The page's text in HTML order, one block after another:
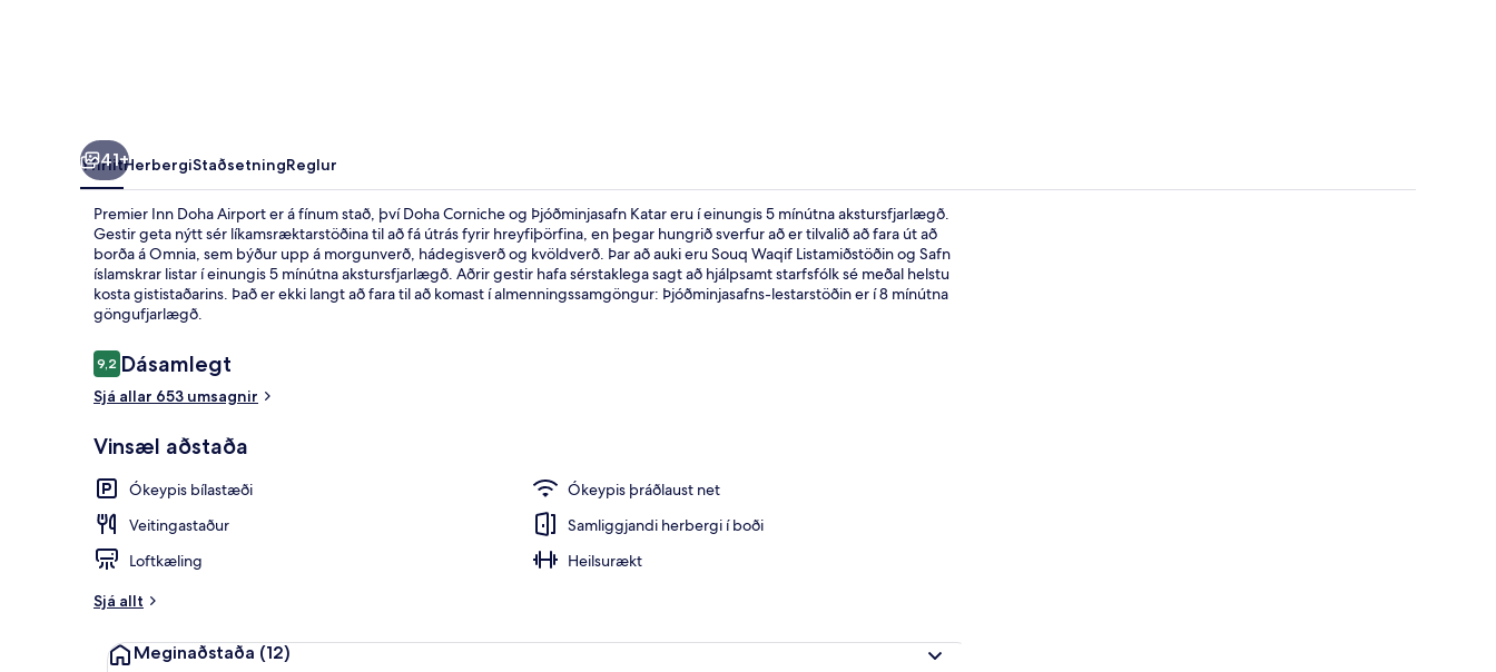
Öryggishólf í herbergi, skrifborð, vinnuaðstaða fyrir fartölvur
41+
YfirlitHerbergiStaðsetningReglur
Premier Inn Doha Airport er á fínum stað, því Doha Corniche og Þjóðminjasafn Katar eru í einungis 5 mínútna akstursfjarlægð.
Gestir geta nýtt sér líkamsræktarstöðina til að fá útrás fyrir hreyfiþörfina, en þegar hungrið sverfur að er tilvalið að fara út að
borða á Omnia, sem býður upp á morgunverð, hádegisverð og kvöldverð. Þar að auki eru Souq Waqif Listamiðstöðin og Safn
íslamskrar listar í einungis 5 mínútna akstursfjarlægð. Aðrir gestir hafa sérstaklega sagt að hjálpsamt starfsfólk sé meðal helstu
kosta gististaðarins. Það er ekki langt að fara til að komast í almenningssamgöngur: Þjóðminjasafns-lestarstöðin er í 8 mínútna
göngufjarlægð.
Umsagnir
9,29,2 af 10
Dásamlegt
Sjá allar 653 umsagnir
Vinsæl aðstaða
Ókeypis bílastæði
Ókeypis þráðlaust net
Veitingastaður
Samliggjandi herbergi í boði
Loftkæling
Heilsurækt
Sjá allt
Meginaðstaða (12)